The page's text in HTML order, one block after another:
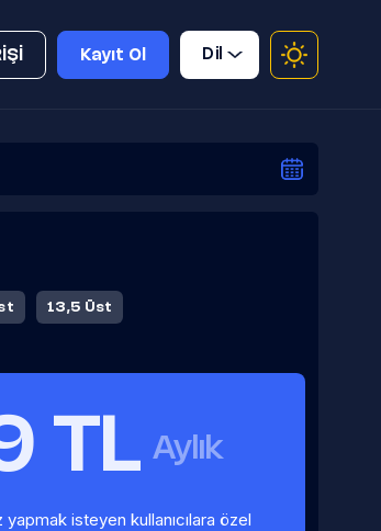
Kayıt Ol Dil
13,5 Üst
TL Aylık
yapmak isteyen kullanıcılara özel